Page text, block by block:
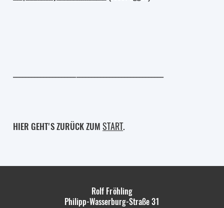
HIER GEHT'S ZURÜCK ZUM START.
Rolf Fröhling
Philipp-Wasserburg-Straße 31